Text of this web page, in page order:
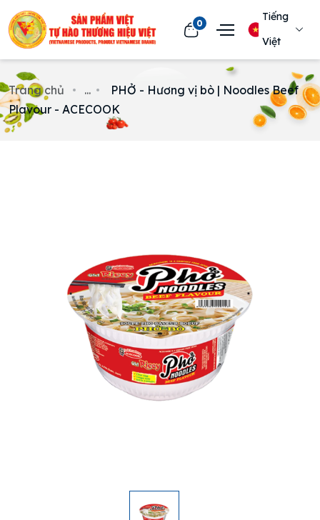
0
Tiếng
Việt
Trang chủ ...
PHỞ - Hương vị bò | Noodles Beef
Plavour - ACECOOK